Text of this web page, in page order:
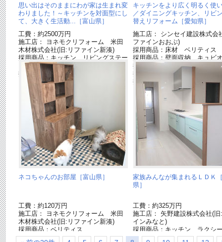
思い出はそのままにわが家は生まれ変
わりました！～キッチンを対面型にし
て、大きく生活動...［富山県］
工費：約2500万円
施工店： ヨネモクリフォーム 米田
木材株式会社(旧:リファイン新湊)
採用商品：キッチン リビングステー
ション[終了品]
採用商品：エアコン
キッチンをより広く明るく使
／ダイニングキッチン、リビ
替えリフォーム［愛知県］
施工店： シンセイ建設株式会
ファインおおぶ)
採用商品：床材 ベリティス
採用商品：壁面収納 キュビ
採用商品：収納用建具 ベリ
採用商品：内装ドア ベリテ
採用商品：LED照明 ダウン
ネコちゃんのお部屋［富山県］
工費：約120万円
施工店： ヨネモクリフォーム 米田
木材株式会社(旧:リファイン新湊)
採用商品：ベリティス
採用商品：エアコン
家族みんなが集まれるＬＤＫ
県］
工費：約325万円
施工店： 矢野建設株式会社(
インみなと)
採用商品：キッチン ラクシ
採用商品：床材 ベリティス